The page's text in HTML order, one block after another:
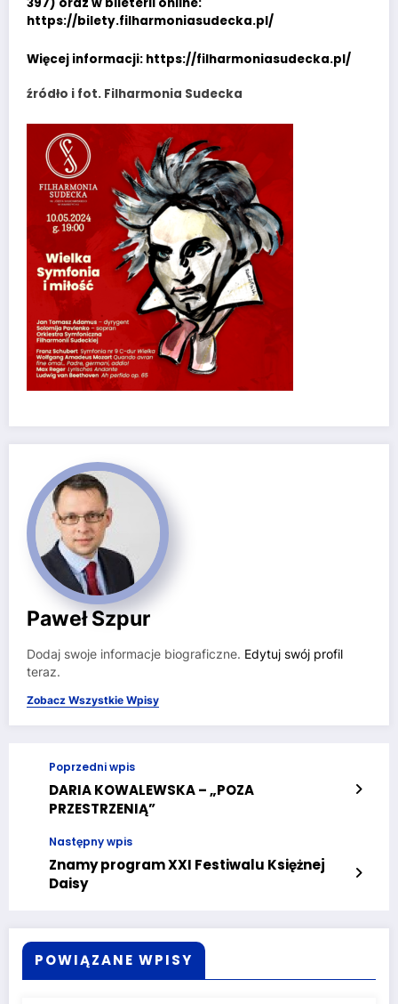
397) oraz w bileterii online:
https://bilety.filharmoniasudecka.pl/
Więcej informacji: https://filharmoniasudecka.pl/
źródło i fot. Filharmonia Sudecka
Paweł Szpur
Dodaj swoje informacje biograficzne. Edytuj swój profil
teraz.
Zobacz Wszystkie Wpisy
Poprzedni wpis
DARIA KOWALEWSKA – „POZA
PRZESTRZENIĄ”
Następny wpis
Znamy program XXI Festiwalu Księżnej
Daisy
POWIĄZANE WPISY